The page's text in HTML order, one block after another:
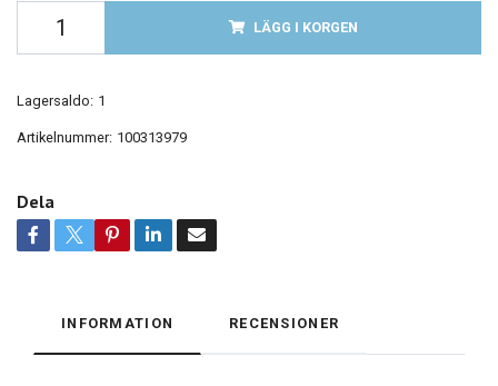
LÄGG I KORGEN
Lagersaldo: 1
Artikelnummer: 100313979
Dela
INFORMATION RECENSIONER